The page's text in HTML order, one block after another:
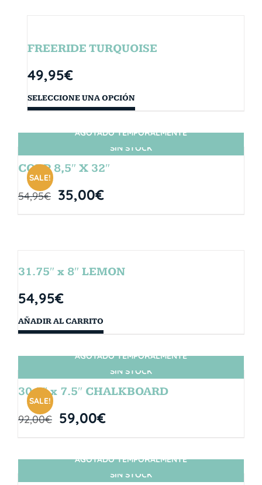
FREERIDE TURQUOISE
49,95€
SELECCIONE UNA OPCIÓN
SIN STOCK
SALE!
AGOTADO TEMPORALMENTE
CORP 8,5″ X 32″
54,95€ 35,00€
31.75″ x 8″ LEMON
54,95€
AÑADIR AL CARRITO
SIN STOCK
SALE!
AGOTADO TEMPORALMENTE
30.5″ x 7.5″ CHALKBOARD
92,00€ 59,00€
SIN STOCK
AGOTADO TEMPORALMENTE